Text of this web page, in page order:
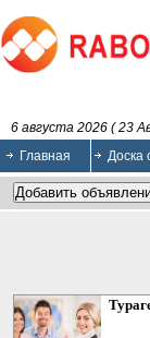
6 августа 2026 ( 23
Главная
Доска